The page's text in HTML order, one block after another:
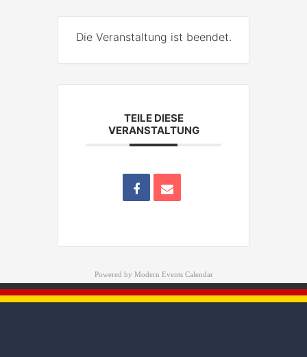
Die Veranstaltung ist beendet.
TEILE DIESE
VERANSTALTUNG
Powered by Modern Events Calendar